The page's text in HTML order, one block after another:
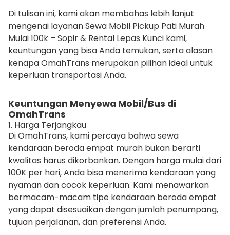
Di tulisan ini, kami akan membahas lebih lanjut
mengenai layanan Sewa Mobil Pickup Pati Murah
Mulai 100k – Sopir & Rental Lepas Kunci kami,
keuntungan yang bisa Anda temukan, serta alasan
kenapa OmahTrans merupakan pilihan ideal untuk
keperluan transportasi Anda.
Keuntungan Menyewa Mobil/Bus di
OmahTrans
1. Harga Terjangkau
Di OmahTrans, kami percaya bahwa sewa
kendaraan beroda empat murah bukan berarti
kwalitas harus dikorbankan. Dengan harga mulai dari
100K per hari, Anda bisa menerima kendaraan yang
nyaman dan cocok keperluan. Kami menawarkan
bermacam-macam tipe kendaraan beroda empat
yang dapat disesuaikan dengan jumlah penumpang,
tujuan perjalanan, dan preferensi Anda.